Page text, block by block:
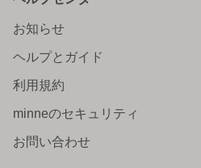
お知らせ
ヘルプとガイド
利用規約
minneのセキュリティ
お問い合わせ